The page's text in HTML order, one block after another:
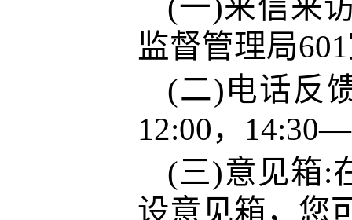
(一)来信来
监督管理局
(二)电话反
12:00，
(三)意见箱:
设意见箱，您